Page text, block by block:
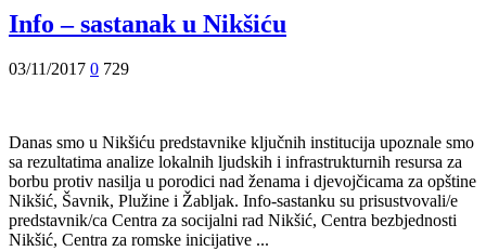
Info – sastanak u Nikšiću
03/11/2017 0 729
Danas smo u Nikšiću predstavnike ključnih institucija upoznale smo
sa rezultatima analize lokalnih ljudskih i infrastrukturnih resursa za
borbu protiv nasilja u porodici nad ženama i djevojčicama za opštine
Nikšić, Šavnik, Plužine i Žabljak. Info-sastanku su prisustvovali/e
predstavnik/ca Centra za socijalni rad Nikšić, Centra bezbjednosti
Nikšić, Centra za romske inicijative ...